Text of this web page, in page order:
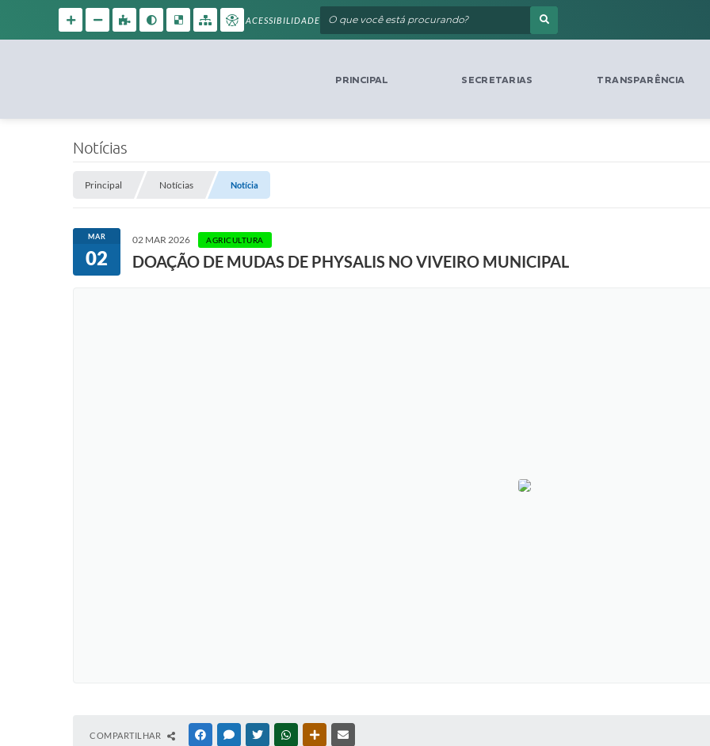
ACESSIBILIDADE
PRINCIPAL SECRETARIAS TRANSPARÊNCIA
Notícias
Principal Notícias Notícia
MAR
02
02 MAR 2026 AGRICULTURA
DOAÇÃO DE MUDAS DE PHYSALIS NO VIVEIRO MUNICIPAL
COMPARTILHAR FACEBOOKMESSENGER
TWITTERWHATSAPPOUTRAS MÍDIAS